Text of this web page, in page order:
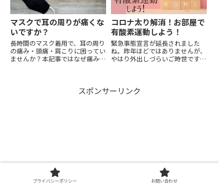
マスクで耳の周りが痛くな
いですか？
長時間のマスク着用で、耳の周り
の痛み・頭痛・肩こりに困ってい
ませんか？本記事ではなぜ痛みが
コロナ太り解消！お部屋で
有酸素運動しよう！
緊急事態宣言が延長されました
ね。昨年ほどではありませんが、
やはり外出しづらいご時世です。
い！」「外出しないで簡単に運動
スポンサーリンク
プライバシーポリシー お問い合わせ